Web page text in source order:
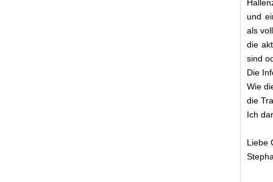
und
als
die
sind
Die
Wie
die
Ich
Liebe